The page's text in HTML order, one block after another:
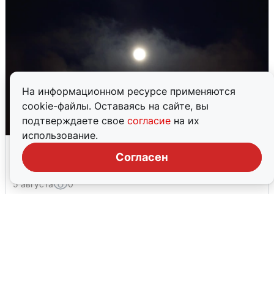
На информационном ресурсе применяются
cookie-файлы. Оставаясь на сайте, вы
подтверждаете свое согласие на их
использование.
Согласен
Взрывы в Воронеже после сигнала
тревоги
5 августа 0